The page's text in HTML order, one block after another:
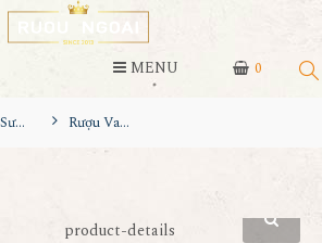
0
MENU
Rượu Sưu Tầm - Nga Rượu Vang Gốm Georgia MS75